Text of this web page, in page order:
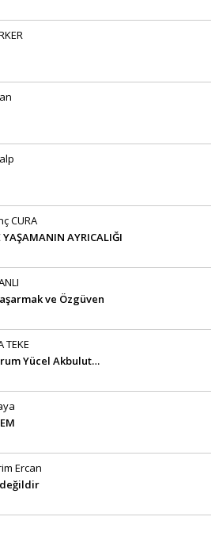
CURA
YAŞAMANIN AYRICALIĞI
ve Özgüven
TEKE
Yücel Akbulut…
Ercan